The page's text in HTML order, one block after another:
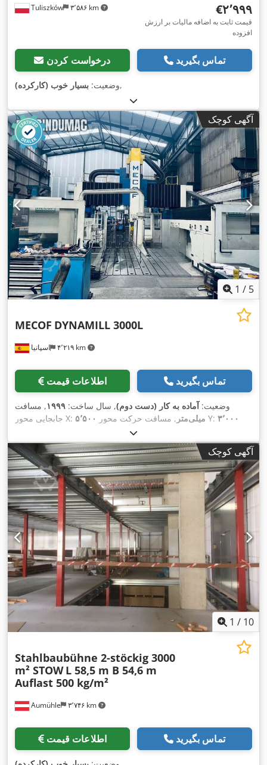
Tuliszków ۳٬۵۸۶ km ‎€۲٬۹۹۹
قیمت ثابت به اضافه مالیات بر ارزش
افزوده
درخواست کردن تماس بگیرید
وضعیت: بسیار خوب (کارکرده) ,
آگهی کوچک
1 / 5
اسپانیا ۴٬۲۱۹ km
MECOF DYNAMILL 3000L
اطلاعات قیمت تماس بگیرید
وضعیت: آماده به کار (دست دوم), سال ساخت: ۱۹۹۹, مسافت
جابجایی محور X:
۵٬۵۰۰ میلی‌متر , مسافت حرکت محور Y: ۳٬۰۰۰
, مسافت حرکت محور Z:
اسپیندل:۳٬۰۰۰ دور/دقیقه , توان موتور اسپیندل:۲۲٬۰۰۰ وات
, تعداد
جایگاه‌ها در مگزین ابزار:۲۴, تعداد محور:۵ , آگهی کوچک
1 / 10
Aumühle ۳٬۷۴۶ km
Stahlbaubühne 2-stöckig 3000
m² STOW L 58,5 m B 54,6 m
Auflast 500 kg/m²
اطلاعات قیمت تماس بگیرید